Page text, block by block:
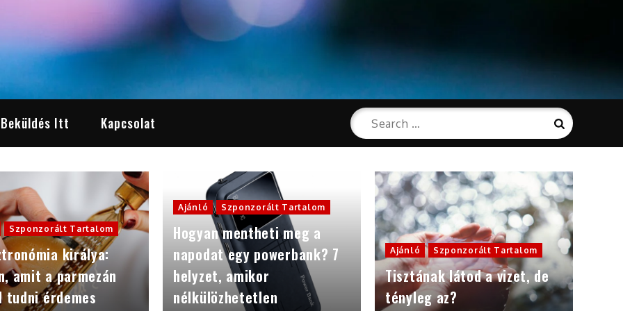
Itt Kapcsolat
Search
for:
Search
Szponzorált Tartalom
királya:
amit a parmezán
érdemes
Ajánló Szponzorált Tartalom
Hogyan mentheti meg a
napodat egy powerbank? 7
helyzet, amikor
nélkülözhetetlen
Ajánló Szponzorált Tartalom
Tisztának látod a vizet, de
tényleg az?